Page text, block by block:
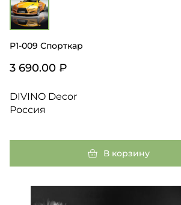
Р1-009 Спорткар
3 690.00 ₽
DIVINO Decor
Россия
В корзину